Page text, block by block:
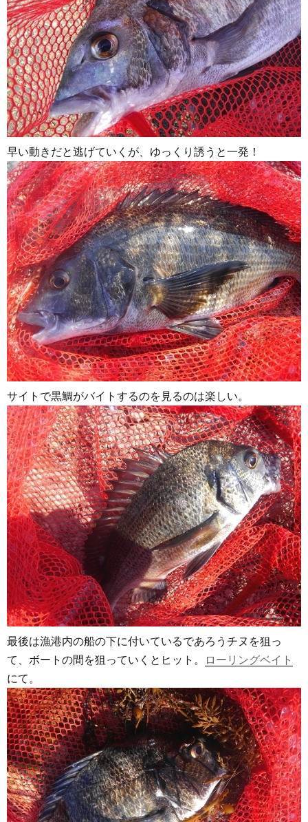
早い動きだと逃げていくが、ゆっくり誘うと一発！
サイトで黒鯛がバイトするのを見るのは楽しい。
最後は漁港内の船の下に付いているであろうチヌを狙っ
て、ボートの間を狙っていくとヒット。
ローリングベイト
にて。